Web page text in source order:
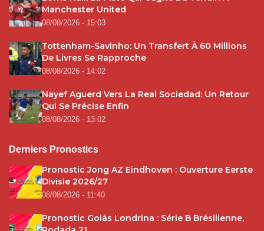
Manchester United
08/08/2026 - 15:03
Tottenham-Savinho: Un Transfert À 60 Millions
De Livres Se Rapproche
08/08/2026 - 14:02
Nayef Aguerd Vers La Real Sociedad: Un Retour
Qui Se Précise Enfin
08/08/2026 - 13:02
Derniers Pronostics
Pronostic Jong AZ Eindhoven : Ouverture Eerste
Divisie 2026/27
08/08/2026 - 11:40
Pronostic Goiás Londrina : Série B Brésilienne,